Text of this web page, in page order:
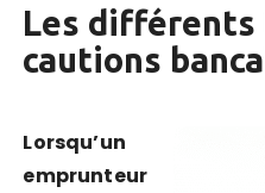
Les différents
cautions
Lorsqu’un
emprunteur